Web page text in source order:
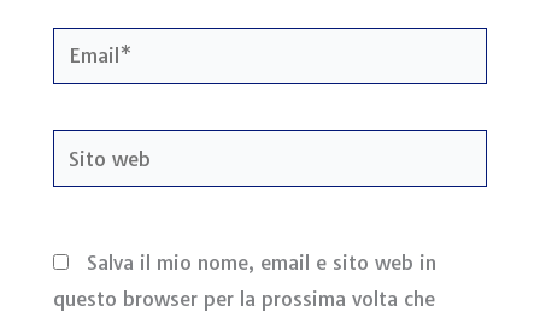
Email*
Sito
web
Salva il mio nome, email e sito web in
questo browser per la prossima volta che